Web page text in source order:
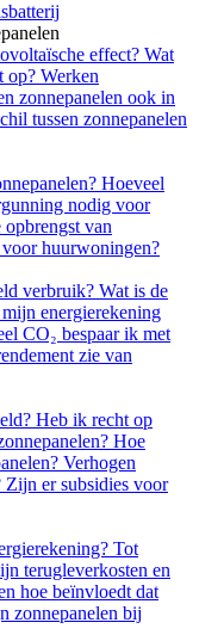
effect? Wat
op? Werken
zonnepanelen ook in
tussen zonnepanelen
Hoeveel
nodig voor
van
huurwoningen?
verbruik? Wat is de
energierekening
CO₂ bespaar ik met
zie van
Heb ik recht op
Hoe
Verhogen
Zijn er subsidies voor
Tot
terugleverkosten en
hoe beïnvloedt dat
zonnepanelen bij